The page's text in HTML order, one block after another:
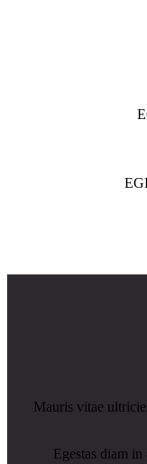
Mauris vitae
Egestas diam